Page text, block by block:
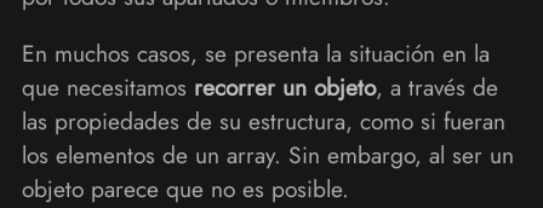
En muchos casos, se presenta la situación en la
que necesitamos recorrer un objeto, a través de
las propiedades de su estructura, como si fueran
los elementos de un array. Sin embargo, al ser un
objeto parece que no es posible.